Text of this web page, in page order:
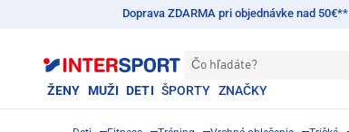
Doprava ZDARMA pri objednávke nad 50€**
Čo hľadáte?
ŽENY MUŽI DETI ŠPORTY ZNAČKY